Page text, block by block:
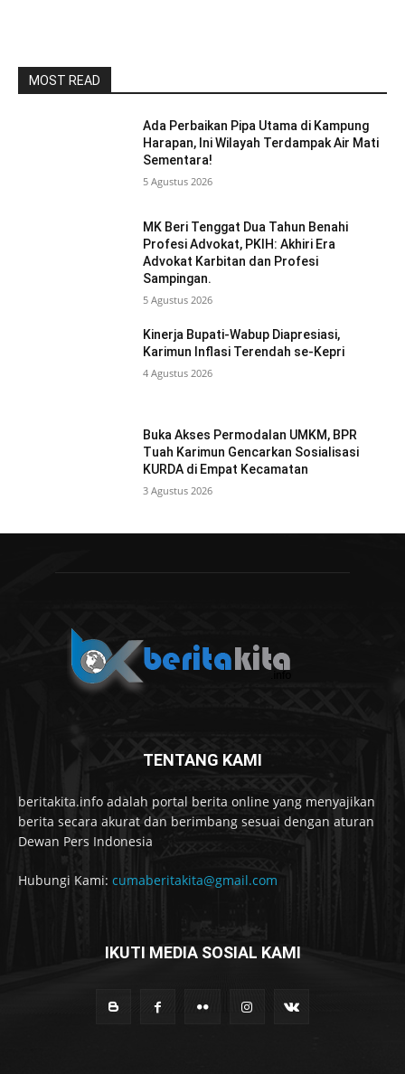
MOST READ
Ada Perbaikan Pipa Utama di Kampung
Harapan, Ini Wilayah Terdampak Air Mati
Sementara!
5 Agustus 2026
MK Beri Tenggat Dua Tahun Benahi
Profesi Advokat, PKIH: Akhiri Era
Advokat Karbitan dan Profesi
Sampingan.
5 Agustus 2026
Kinerja Bupati-Wabup Diapresiasi,
Karimun Inflasi Terendah se-Kepri
4 Agustus 2026
Buka Akses Permodalan UMKM, BPR
Tuah Karimun Gencarkan Sosialisasi
KURDA di Empat Kecamatan
3 Agustus 2026
TENTANG KAMI
beritakita.info adalah portal berita online yang menyajikan
berita secara akurat dan berimbang sesuai dengan aturan
Dewan Pers Indonesia
Hubungi Kami: cumaberitakita@gmail.com
IKUTI MEDIA SOSIAL KAMI